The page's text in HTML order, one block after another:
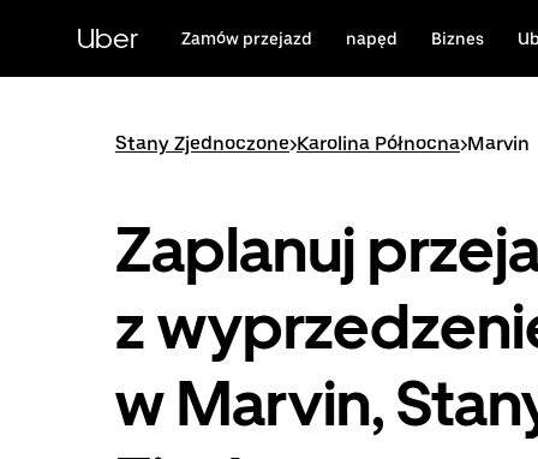
zawartości
Uber Zamów przejazd napęd Biznes
Stany Zjednoczone>Karolina Północna>Marvin
Zaplanuj
z
w Marvin,